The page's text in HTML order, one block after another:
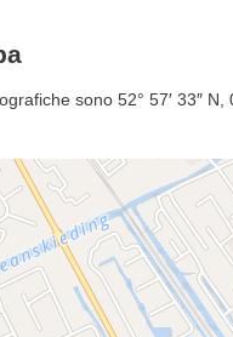
sono 52° 57′ 33″